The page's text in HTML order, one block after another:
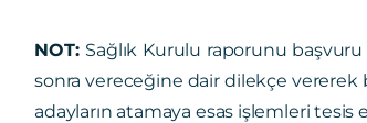
NOT: Sağlık Kurulu raporunu
sonra vereceğine dair dilekçe vererek
adayların atamaya esas işlemleri